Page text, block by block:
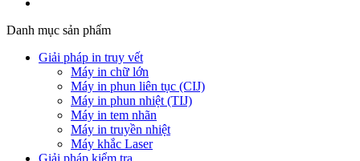
Danh mục sản phẩm
Giải pháp in truy vết
Máy in chữ lớn
Máy in phun liên tục (CIJ)
Máy in phun nhiệt (TIJ)
Máy in tem nhãn
Máy in truyền nhiệt
Máy khắc Laser
Giải pháp kiểm tra